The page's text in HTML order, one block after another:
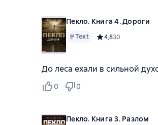
Пекло. Книга 4. Дороги
Text Средний рейтинг
4,830
До леса ехали в сильной
0 0
Пекло. Книга 3. Разлом